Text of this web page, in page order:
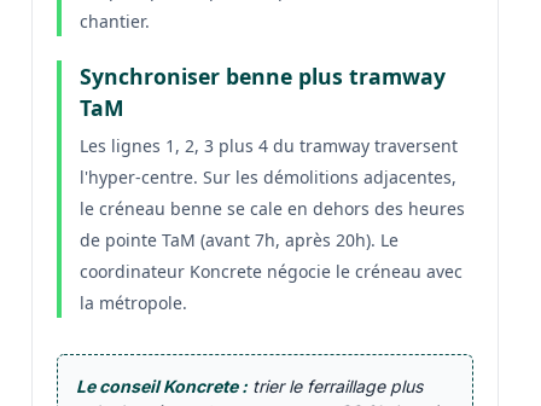
chantier.
Synchroniser benne plus tramway
TaM
Les lignes 1, 2, 3 plus 4 du tramway traversent
l'hyper-centre. Sur les démolitions adjacentes,
le créneau benne se cale en dehors des heures
de pointe TaM (avant 7h, après 20h). Le
coordinateur Koncrete négocie le créneau avec
la métropole.
Le conseil Koncrete :trier le ferraillage plus